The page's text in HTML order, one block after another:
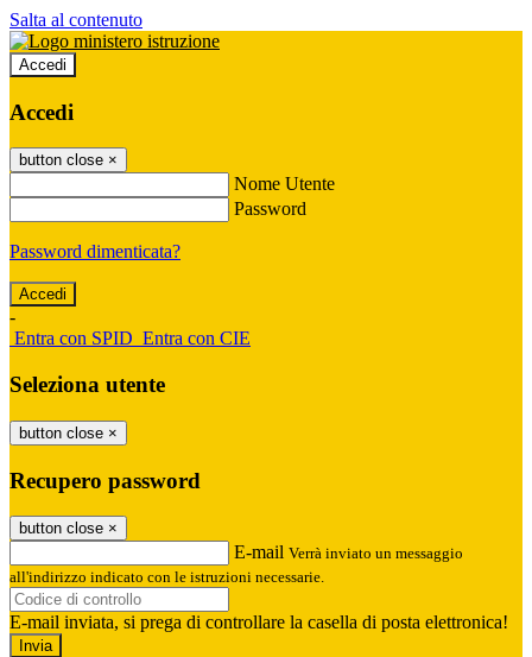
Salta al contenuto
Accedi
Accedi
button close ×
Nome Utente
Password
Password dimenticata?
-
Entra con SPID Entra con CIE
Seleziona utente
button close ×
Recupero password
button close ×
E-mail Verrà inviato un messaggio
all'indirizzo indicato con le istruzioni necessarie.
E-mail inviata, si prega di controllare la casella di posta elettronica!